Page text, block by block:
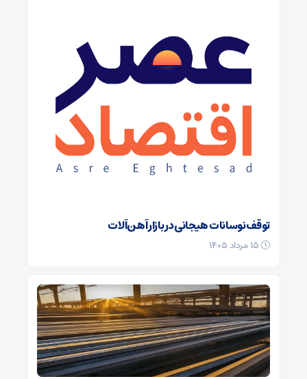
توقف نوسانات هیجانی در بازار آهن‌آلات